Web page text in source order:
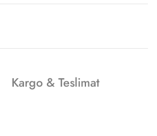
Kargo & Teslimat